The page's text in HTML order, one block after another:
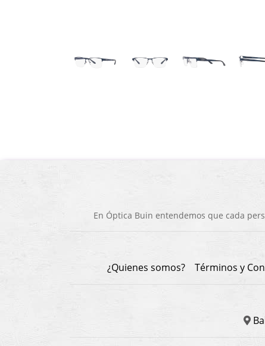
En Óptica Buin entendemos que cada
¿Quienes somos? Términos y